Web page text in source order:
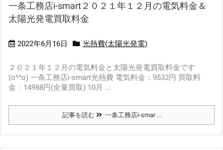
一条工務店i-smart２０２１年１２月の電気料金＆
太陽光発電買取料金
2022年6月16日 光熱費(太陽光発電)
２０２１年１２月の電気料金と太陽光発電買取料金です
(o^^o) 一条工務店i-smart光熱費 電気料金：9532円 買取料
金：14988円(全量買取) 10月 ...
記事を読む 一条工務店i-smar ...